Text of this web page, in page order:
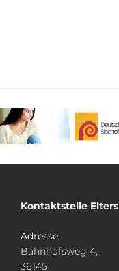
Kontaktstelle Elters
Adresse
Bahnhofsweg 4,
36145